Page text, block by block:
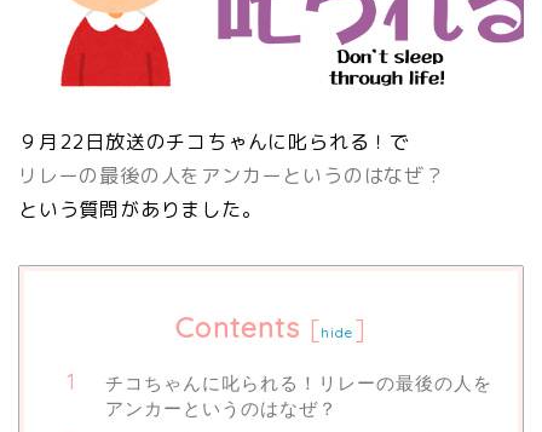
９月22日放送のチコちゃんに叱られる！で
リレーの最後の人をアンカーというのはなぜ？
という質問がありました。
Contents [hide ]
チコちゃんに叱られる！リレーの最後の人を
アンカーというのはなぜ？